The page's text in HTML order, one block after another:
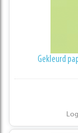
Gekleurd